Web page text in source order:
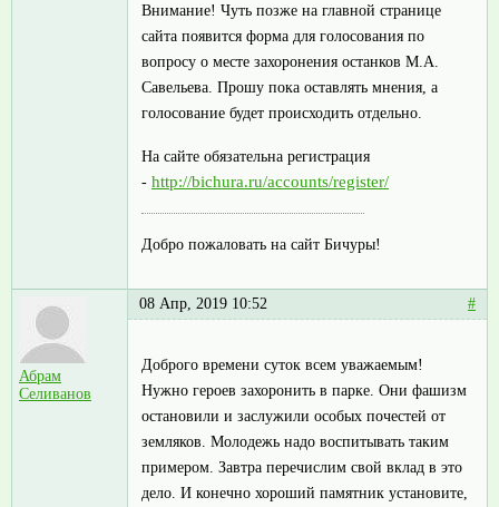
Внимание! Чуть позже на главной странице
сайта появится форма для голосования по
вопросу о месте захоронения останков М.А.
Савельева. Прошу пока оставлять мнения, а
голосование будет происходить отдельно.
На сайте обязательна регистрация
- http://bichura.ru/accounts/register/
Добро пожаловать на сайт Бичуры!
Абрам
Селиванов
08 Апр, 2019 10:52 #
Доброго времени суток всем уважаемым!
Нужно героев захоронить в парке. Они фашизм
остановили и заслужили особых почестей от
земляков. Молодежь надо воспитывать таким
примером. Завтра перечислим свой вклад в это
дело. И конечно хороший памятник установите,